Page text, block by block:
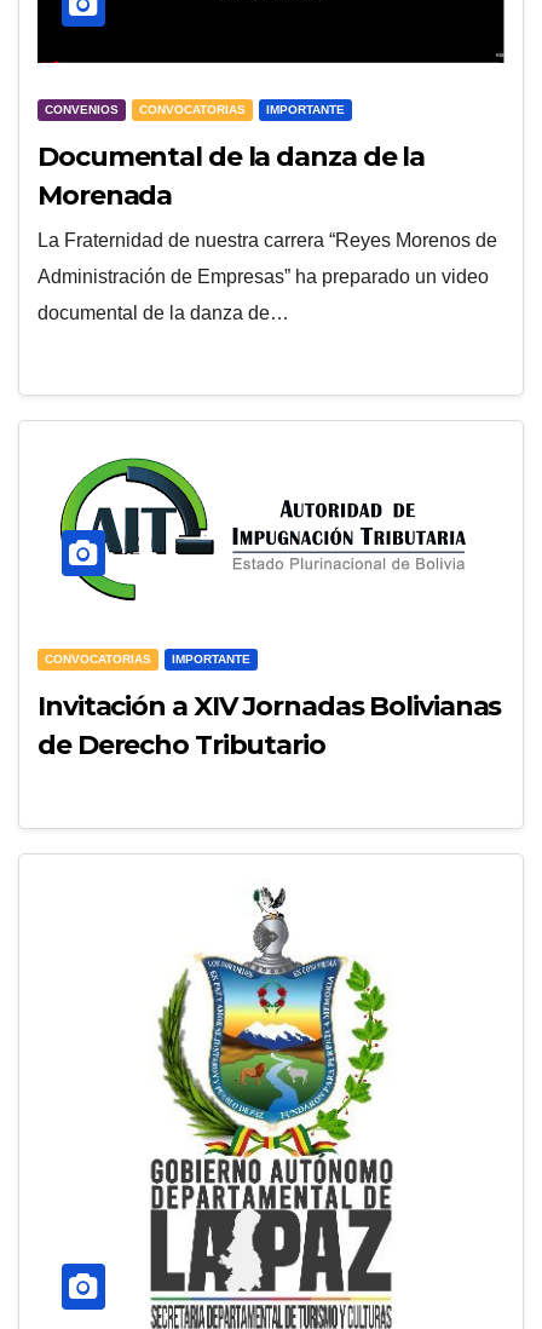
CONVENIOS CONVOCATORIAS IMPORTANTE
Documental de la danza de la
Morenada
La Fraternidad de nuestra carrera “Reyes Morenos de
Administración de Empresas” ha preparado un video
documental de la danza de…
CONVOCATORIAS IMPORTANTE
Invitación a XIV Jornadas Bolivianas
de Derecho Tributario